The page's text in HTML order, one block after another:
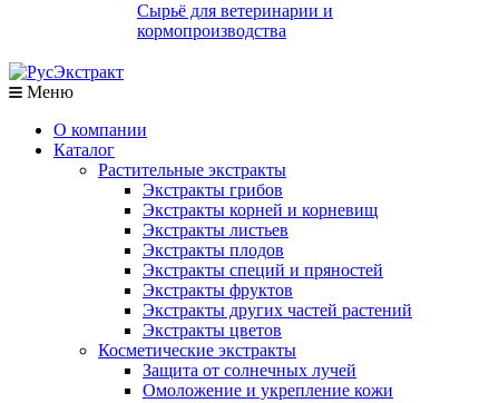
Сырьё для ветеринарии и
кормопроизводства
Меню
О компании
Каталог
Растительные экстракты
Экстракты грибов
Экстракты корней и корневищ
Экстракты листьев
Экстракты плодов
Экстракты специй и пряностей
Экстракты фруктов
Экстракты других частей растений
Экстракты цветов
Косметические экстракты
Защита от солнечных лучей
Омоложение и укрепление кожи